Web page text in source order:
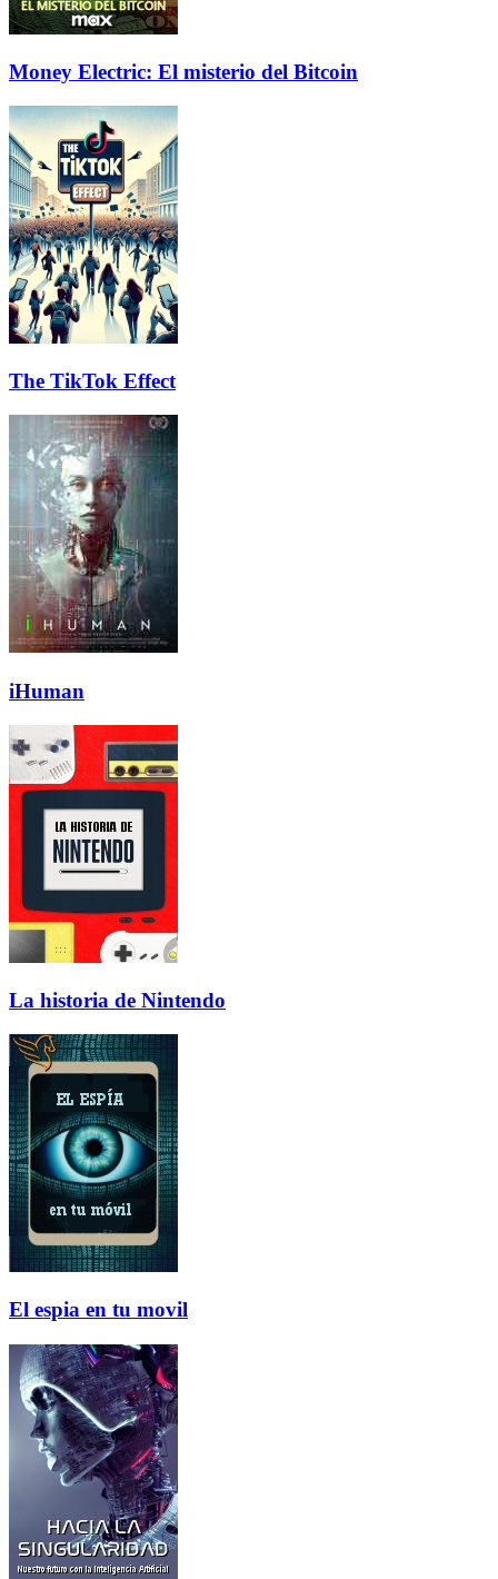
Money Electric: El misterio del Bitcoin
The TikTok Effect
iHuman
La historia de Nintendo
El espia en tu movil